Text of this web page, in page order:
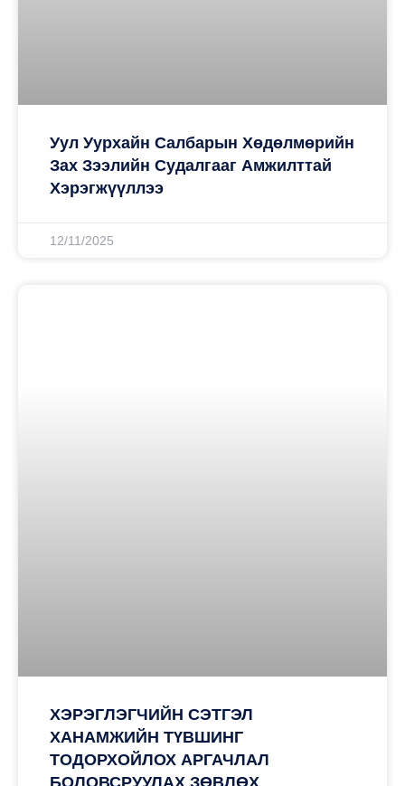
Уул Уурхайн Салбарын Хөдөлмөрийн
Зах Зээлийн Судалгааг Амжилттай
Хэрэгжүүллээ
12/11/2025
ХЭРЭГЛЭГЧИЙН СЭТГЭЛ
ХАНАМЖИЙН ТҮВШИНГ
ТОДОРХОЙЛОХ АРГАЧЛАЛ
БОЛОВСРУУЛАХ ЗӨВЛӨХ